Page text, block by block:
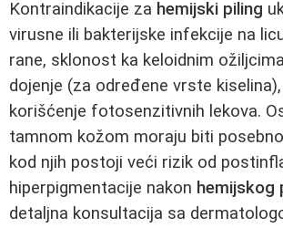
Kontraindikacije za hemijski piling
virusne ili bakterijske infekcije na
rane, sklonost ka keloidnim
dojenje (za određene vrste
korišćenje fotosenzitivnih lekova.
tamnom kožom moraju biti
kod njih postoji veći rizik od
hiperpigmentacije nakon hemijskog
detaljna konsultacija sa